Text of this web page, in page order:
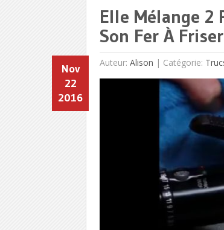
Elle Mélange 2
Son Fer À
Auteur: Alison |
Nov
22
2016
Catégorie: